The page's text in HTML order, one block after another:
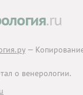
—
о венерологии.